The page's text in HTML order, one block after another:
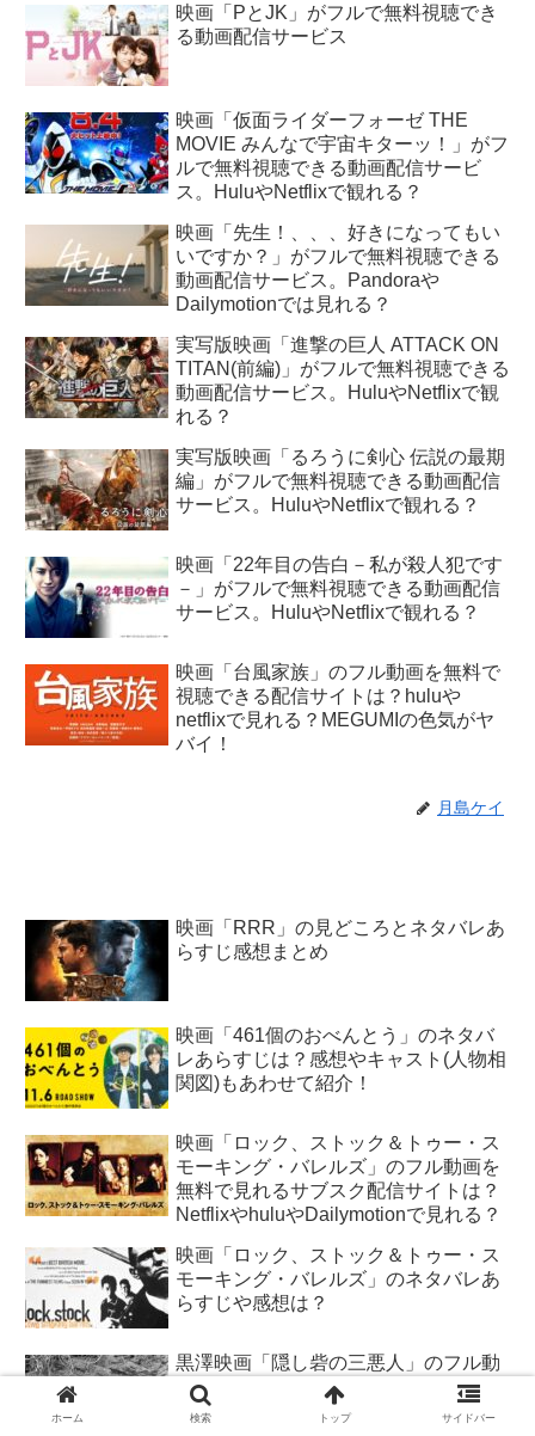
映画「PとJK」がフルで無料視聴でき
る動画配信サービス
映画「仮面ライダーフォーゼ THE
MOVIE みんなで宇宙キターッ！」がフ
ルで無料視聴できる動画配信サービ
ス。HuluやNetflixで観れる？
映画「先生！、、、好きになってもい
いですか？」がフルで無料視聴できる
動画配信サービス。Pandoraや
Dailymotionでは見れる？
実写版映画「進撃の巨人 ATTACK ON
TITAN(前編)」がフルで無料視聴できる
動画配信サービス。HuluやNetflixで観
れる？
実写版映画「るろうに剣心 伝説の最期
編」がフルで無料視聴できる動画配信
サービス。HuluやNetflixで観れる？
映画「22年目の告白－私が殺人犯です
－」がフルで無料視聴できる動画配信
サービス。HuluやNetflixで観れる？
映画「台風家族」のフル動画を無料で
視聴できる配信サイトは？huluや
netflixで見れる？MEGUMIの色気がヤ
バイ！
月島ケイ
映画「RRR」の見どころとネタバレあ
らすじ感想まとめ
映画「461個のおべんとう」のネタバ
レあらすじは？感想やキャスト(人物相
関図)もあわせて紹介！
映画「ロック、ストック＆トゥー・ス
モーキング・バレルズ」のフル動画を
無料で見れるサブスク配信サイトは？
NetflixやhuluやDailymotionで見れる？
映画「ロック、ストック＆トゥー・ス
モーキング・バレルズ」のネタバレあ
らすじや感想は？
黒澤映画「隠し砦の三悪人」のフル動
画を無料で見れるサブスク配信サイト
は？NetflixやhuluやPandoraで見れ
ホーム 検索 トップ サイドバー